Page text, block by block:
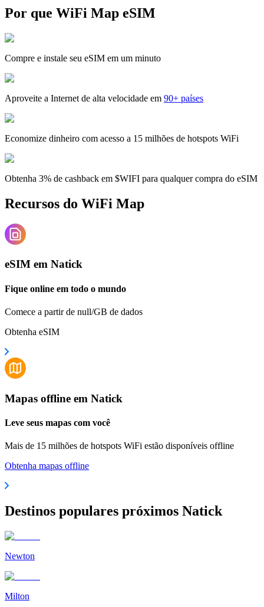
Por que WiFi Map eSIM
Compre e instale seu eSIM em um minuto
Aproveite a Internet de alta velocidade em 90+ países
Economize dinheiro com acesso a 15 milhões de hotspots WiFi
Obtenha 3% de cashback em $WIFI para qualquer compra do eSIM
Recursos do WiFi Map
eSIM em Natick
Fique online em todo o mundo
Comece a partir de null/GB de dados
Obtenha eSIM
Mapas offline em Natick
Leve seus mapas com você
Mais de 15 milhões de hotspots WiFi estão disponíveis offline
Obtenha mapas offline
Destinos populares próximos Natick
Newton
Milton